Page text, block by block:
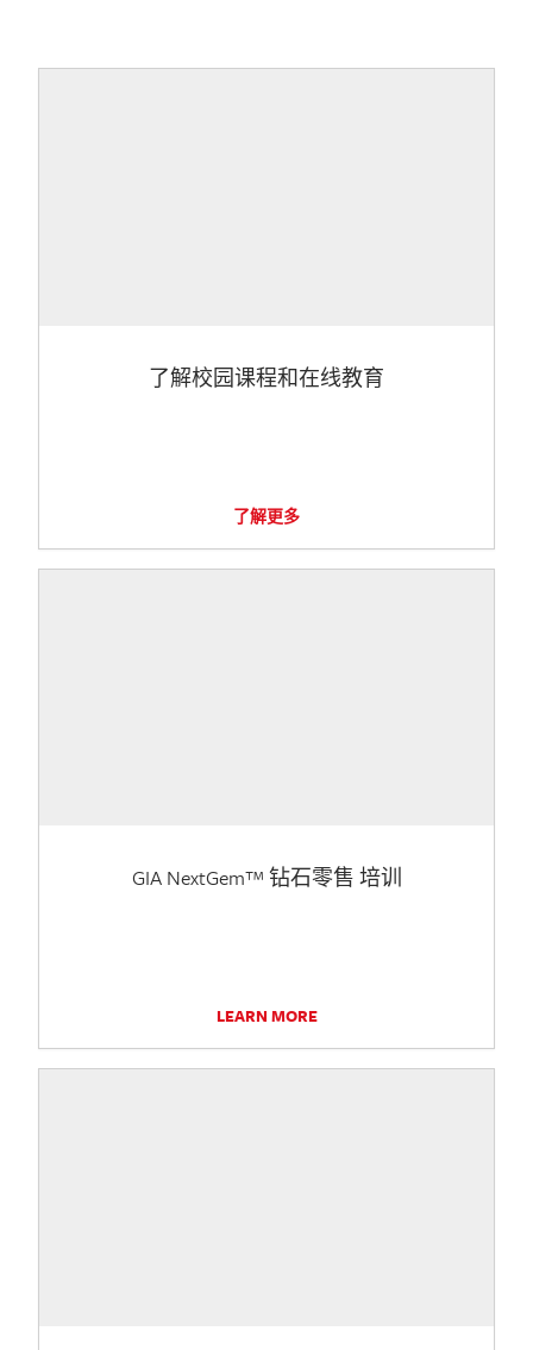
了解校园课程和在线教育
了解更多
GIA NextGem™ 钻石零售 培训
LEARN MORE